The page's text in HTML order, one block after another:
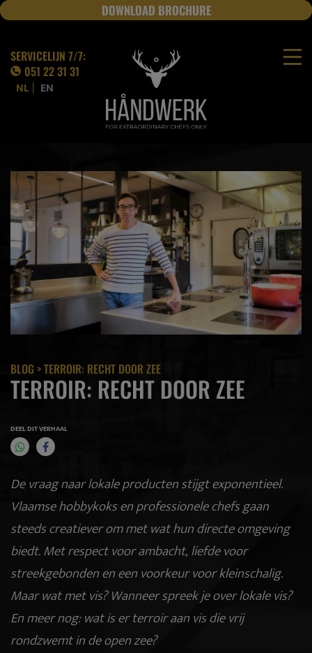
NL | EN
JOBS
DOWNLOAD BROCHURE
SERVICELIJN 7/7:
051 22 31 31
BLOG > TERROIR: RECHT DOOR ZEE
TERROIR: RECHT DOOR ZEE
DEEL DIT VERHAAL
De vraag naar lokale producten stijgt exponentieel.
Vlaamse hobbykoks en professionele chefs gaan
steeds creatiever om met wat hun directe omgeving
biedt. Met respect voor ambacht, liefde voor
streekgebonden en een voorkeur voor kleinschalig.
Maar wat met vis? Wanneer spreek je over lokale vis?
En meer nog: wat is er terroir aan vis die vrij
rondzwemt in de open zee?